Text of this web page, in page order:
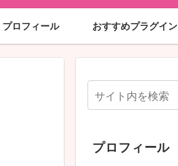
プロフィール おすすめプラグイン
プロフィール